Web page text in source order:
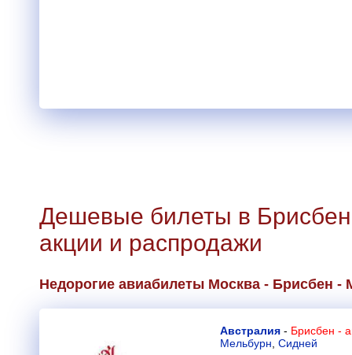
Дешевые билеты в
акции и распродажи
Недорогие авиабилеты Москва - Брисбен -
Австралия - Брисбен -
Мельбурн Сидней